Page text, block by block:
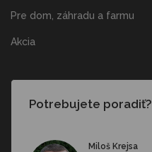
Pre dom, záhradu a farmu
Akcia
Potrebujete poradiť?
Miloš Krejsa